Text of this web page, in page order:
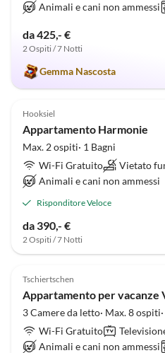
Animali e cani non ammessi
da 425,- €
2 Ospiti / 7 Notti
Gemma Nascosta
4.9 (33)
Hooksiel
Appartamento Harmonie
Max. 2 ospiti· 1 Bagni
Wi-Fi Gratuito
Vietato
Animali e cani non ammessi
Risponditore Veloce
da 390,- €
2 Ospiti / 7 Notti
5.0 (16)
Tschiertschen
3 Camere da letto· Max. 8
Wi-Fi Gratuito
Animali e cani non ammessi